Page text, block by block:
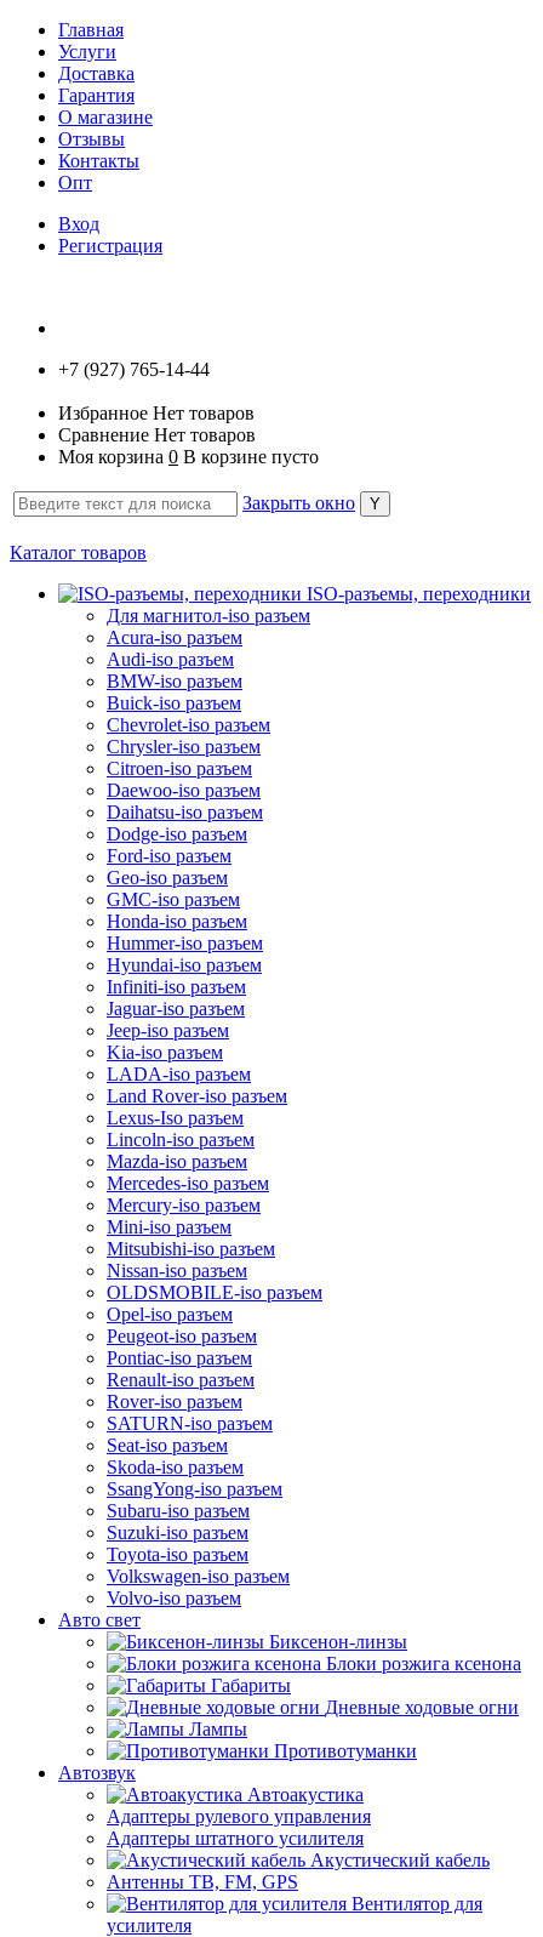
Главная
Услуги
Доставка
Гарантия
О магазине
Отзывы
Контакты
Опт
Вход
Регистрация
+7 (927) 765-14-44
Избранное Нет товаров
Сравнение Нет товаров
Моя корзина 0 В корзине пусто
Закрыть окно
Каталог товаров
ISO-разъемы, переходники
Для магнитол-iso разъем
Acura-iso разъем
Audi-iso разъем
BMW-iso разъем
Buick-iso разъем
Chevrolet-iso разъем
Chrysler-iso разъем
Citroen-iso разъем
Daewoo-iso разъем
Daihatsu-iso разъем
Dodge-iso разъем
Ford-iso разъем
Geo-iso разъем
GMC-iso разъем
Honda-iso разъем
Hummer-iso разъем
Hyundai-iso разъем
Infiniti-iso разъем
Jaguar-iso разъем
Jeep-iso разъем
Kia-iso разъем
LADA-iso разъем
Land Rover-iso разъем
Lexus-Iso разъем
Lincoln-iso разъем
Mazda-iso разъем
Mercedes-iso разъем
Mercury-iso разъем
Mini-iso разъем
Mitsubishi-iso разъем
Nissan-iso разъем
OLDSMOBILE-iso разъем
Opel-iso разъем
Peugeot-iso разъем
Pontiac-iso разъем
Renault-iso разъем
Rover-iso разъем
SATURN-iso разъем
Seat-iso разъем
Skoda-iso разъем
SsangYong-iso разъем
Subaru-iso разъем
Suzuki-iso разъем
Toyota-iso разъем
Volkswagen-iso разъем
Volvo-iso разъем
Авто свет
Биксенон-линзы
Блоки розжига ксенона
Габариты
Дневные ходовые огни
Лампы
Противотуманки
Автозвук
Автоакустика
Адаптеры рулевого управления
Адаптеры штатного усилителя
Акустический кабель
Антенны ТВ, FM, GPS
Вентилятор для
усилителя